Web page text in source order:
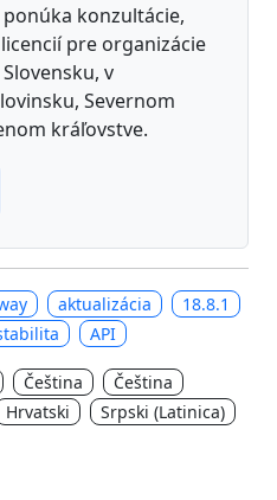
konzultácie,
pre organizácie
v
Severnom
kráľovstve.
aktualizácia
18.8.1
API
Čeština
Čeština
Hrvatski
Srpski (Latinica)